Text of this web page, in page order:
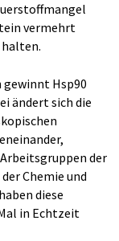
vermehrt
halten.
gewinnt Hsp90
ändert sich die
der
Chemie und
diese
in Echtzeit